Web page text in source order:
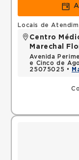
Locais de
Centro
Marechal
Avenida
e Cinco de
25075025 •